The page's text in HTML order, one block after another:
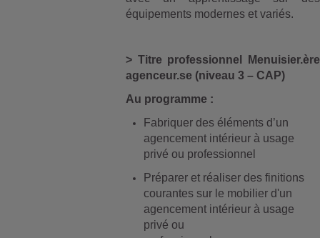
équipements modernes et variés.
> Titre professionnel Menuisier.ère
agenceur.se (niveau 3 – CAP)
Au programme :
Fabriquer des éléments d’un
agencement intérieur à usage
privé ou professionnel
Préparer et réaliser des finitions
courantes sur le mobilier d'un
agencement intérieur à usage
privé ou